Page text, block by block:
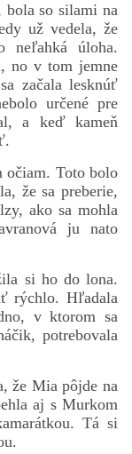
so silami na
už vedela, že
neľahká úloha.
no v tom jemne
začala lesknúť
určené pre
a keď kameň
Toto bolo
že sa preberie,
ako sa mohla
ju nato
ho do lona.
rýchlo. Hľadala
v ktorom sa
potrebovala
Mia pôjde na
aj s Murkom
Tá si